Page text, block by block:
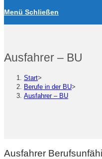
Menü Schließen
Ausfahrer – BU
Start>
Berufe in der BU>
Ausfahrer – BU
Ausfahrer